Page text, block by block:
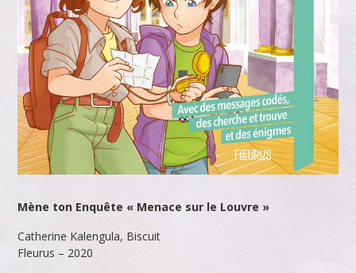
Mène ton Enquête « Menace sur le Louvre »
Catherine Kalengula, Biscuit
Fleurus – 2020